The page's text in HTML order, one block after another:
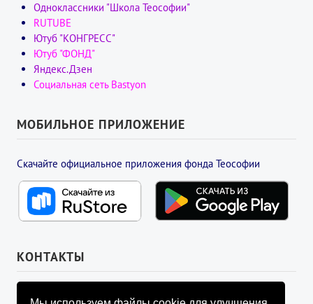
Одноклассники "Школа Теософии"
RUTUBE
Ютуб "КОНГРЕСС"
Ютуб "ФОНД"
Яндекс.Дзен
Социальная сеть Bastyon
МОБИЛЬНОЕ ПРИЛОЖЕНИЕ
Скачайте официальное приложения фонда Теософии
КОНТАКТЫ
УПРАВЛЯЮЩИЙ СОВЕТ ФОНДА